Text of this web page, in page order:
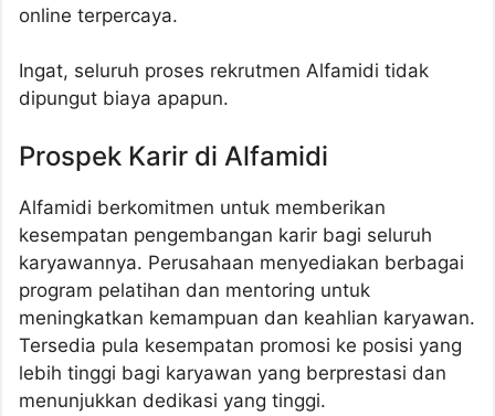
online terpercaya.
Ingat, seluruh proses rekrutmen Alfamidi tidak
dipungut biaya apapun.
Prospek Karir di Alfamidi
Alfamidi berkomitmen untuk memberikan
kesempatan pengembangan karir bagi seluruh
karyawannya. Perusahaan menyediakan berbagai
program pelatihan dan mentoring untuk
meningkatkan kemampuan dan keahlian karyawan.
Tersedia pula kesempatan promosi ke posisi yang
lebih tinggi bagi karyawan yang berprestasi dan
menunjukkan dedikasi yang tinggi.